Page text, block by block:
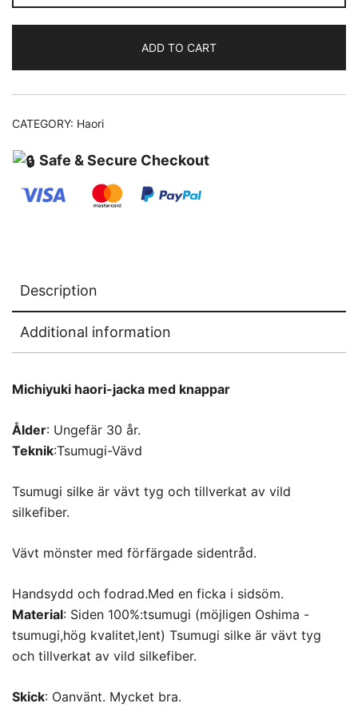
quantity
ADD TO CART
CATEGORY: Haori
Safe & Secure Checkout
Description
Additional information
Michiyuki haori-jacka med knappar
Ålder: Ungefär 30 år.
Teknik:Tsumugi-Vävd
Tsumugi silke är vävt tyg och tillverkat av vild
silkefiber.
Vävt mönster med förfärgade sidentråd.
Handsydd och fodrad.Med en ficka i sidsöm.
Material: Siden 100%:tsumugi (möjligen Oshima -
tsumugi,hög kvalitet,lent) Tsumugi silke är vävt tyg
och tillverkat av vild silkefiber.
Skick: Oanvänt. Mycket bra.